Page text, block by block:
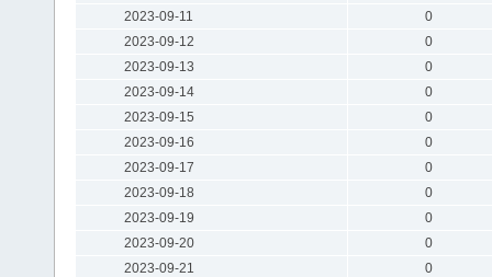
2023-09-11
0
2023-09-12
0
2023-09-13
0
2023-09-14
0
2023-09-15
0
2023-09-16
0
2023-09-17
0
2023-09-18
0
2023-09-19
0
2023-09-20
0
2023-09-21
0